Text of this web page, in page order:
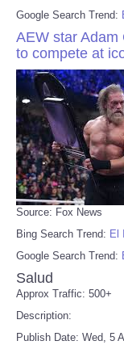
Google Search Trend:
AEW star Adam
to compete at
Source: Fox News
Bing Search Trend: El
Google Search Trend:
Salud
Approx Traffic: 500+
Description:
Publish Date: Wed, 5